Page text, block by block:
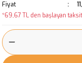
Fiyat
*69,67 TL den başlayan